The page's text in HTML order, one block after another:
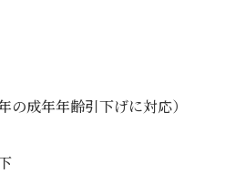
の成年年齢引下げに対応）